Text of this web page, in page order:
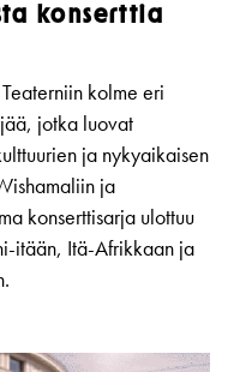
konserttia
kolme eri
jotka luovat
ja nykyaikaisen
ja
konserttisarja ulottuu
itään, Itä-Afrikkaan ja